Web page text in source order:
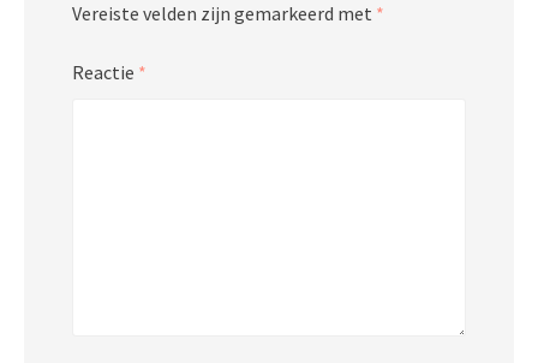
Vereiste velden zijn gemarkeerd met *
Reactie *